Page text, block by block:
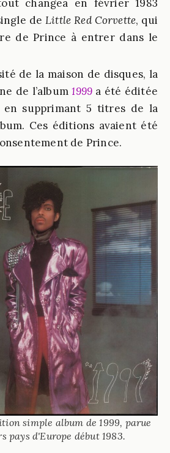
changea en février 1983
de Little Red Corvette, qui
de Prince à entrer dans le
de la maison de disques, la
de l’album1999 a été éditée
en supprimant 5 titres de la
Ces éditions avaient été
de Prince.
simple album de 1999, parue
pays d'Europe début 1983.